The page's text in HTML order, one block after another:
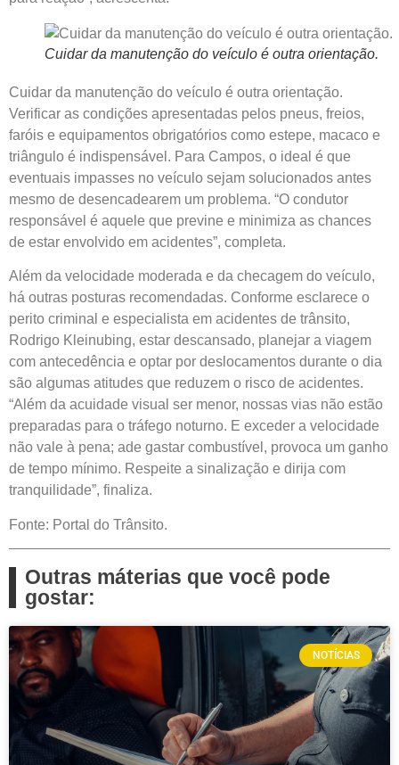
Cuidar da manutenção do veículo é outra orientação.
Cuidar da manutenção do veículo é outra orientação.
Verificar as condições apresentadas pelos pneus, freios,
faróis e equipamentos obrigatórios como estepe, macaco e
triângulo é indispensável. Para Campos, o ideal é que
eventuais impasses no veículo sejam solucionados antes
mesmo de desencadearem um problema. “O condutor
responsável é aquele que previne e minimiza as chances
de estar envolvido em acidentes”, completa.
Além da velocidade moderada e da checagem do veículo,
há outras posturas recomendadas. Conforme esclarece o
perito criminal e especialista em acidentes de trânsito,
Rodrigo Kleinubing, estar descansado, planejar a viagem
com antecedência e optar por deslocamentos durante o dia
são algumas atitudes que reduzem o risco de acidentes.
“Além da acuidade visual ser menor, nossas vias não estão
preparadas para o tráfego noturno. E exceder a velocidade
não vale à pena; ade gastar combustível, provoca um ganho
de tempo mínimo. Respeite a sinalização e dirija com
tranquilidade”, finaliza.
Fonte: Portal do Trânsito.
Outras máterias que você pode
gostar:
NOTÍCIAS